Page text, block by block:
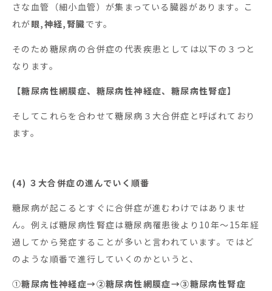
さな血管（細小血管）が集まっている臓器があります。こ
れが 眼,神経,腎臓です。
そのため糖尿病の合併症の代表疾患としては以下の３つと
なります。
【糖尿病性網膜症、糖尿病性神経症、糖尿病性腎症】
そしてこれらを合わせて糖尿病３大合併症と呼ばれており
ます。
(4) ３大合併症の進んでいく順番
糖尿病が起こるとすぐに合併症が進むわけではありませ
ん。例えば糖尿病性腎症は糖尿病罹患後より10年～15年経
過してから発症することが多いと言われています。ではど
のような順番で進行していくのかというと、
①糖尿病性神経症→②糖尿病性網膜症→③糖尿病性腎症